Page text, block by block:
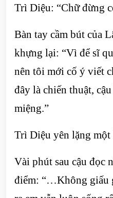
Trì Diệu: “Chữ đừng
Bàn tay cầm bút của
khựng lại: “Vì để sĩ
nên tôi mới cố ý viết
đây là chiến thuật,
miệng.”
Trì Diệu yên lặng một
Vài phút sau cậu đọc
điểm: “…Không giấu